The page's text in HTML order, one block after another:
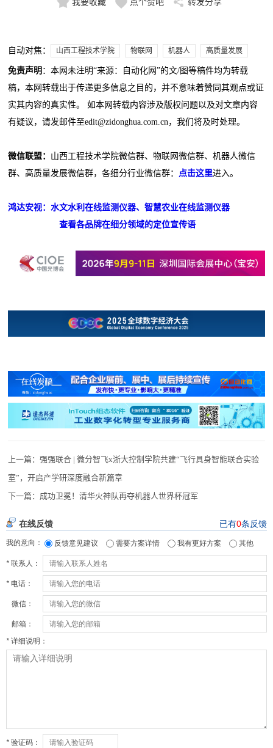
我要收藏 点个赞吧 转发分享
自动对焦： 山西工程技术学院 物联网 机器人 高质量发展
免责声明 ：本网未注明“来源：自动化网”的文/图等稿件均为转载
稿，本网转载出于传递更多信息之目的，并不意味着赞同其观点或证
实其内容的真实性。 如本网转载内容涉及版权问题以及对文章内容
有疑议，请发邮件至edit@zidonghua.com.cn，我们将及时处理。
微信联盟： 山西工程技术学院微信群、物联网微信群、机器人微信
群、高质量发展微信群，各细分行业微信群： 点击这里进入。
鸿达安视：水文水利在线监测仪器、智慧农业在线监测仪器
查看各品牌在细分领域的定位宣传语
上一篇：强强联合 | 微分智飞x浙大控制学院共建“飞行具身智能联合实验
室”，开启产学研深度融合新篇章
下一篇： 成功卫冕！清华火神队再夺机器人世界杯冠军